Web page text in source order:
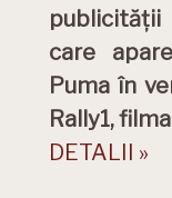
care
Puma în
Rally1,
DETALII »